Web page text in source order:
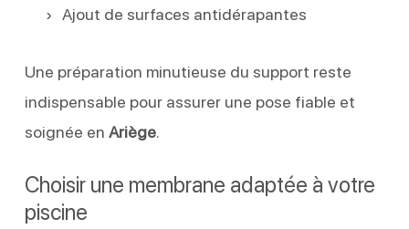
Ajout de surfaces antidérapantes
Une préparation minutieuse du support reste
indispensable pour assurer une pose fiable et
soignée en Ariège.
Choisir une membrane adaptée à votre
piscine